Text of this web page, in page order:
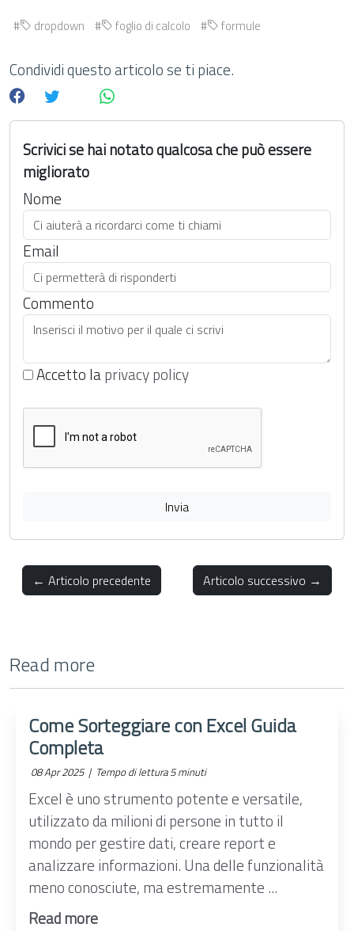
dropdown foglio di calcolo formule
Condividi questo articolo se ti piace.
Scrivici se hai notato qualcosa che può essere
migliorato
Nome
Email
Commento
Accetto laprivacy policy
Invia
← Articolo precedente Articolo successivo →
Read more
Come Sorteggiare con Excel Guida
Completa
08 Apr 2025 | Tempo di lettura 5 minuti
Excel è uno strumento potente e versatile,
utilizzato da milioni di persone in tutto il
mondo per gestire dati, creare report e
analizzare informazioni. Una delle funzionalità
meno conosciute, ma estremamente ...
Read more